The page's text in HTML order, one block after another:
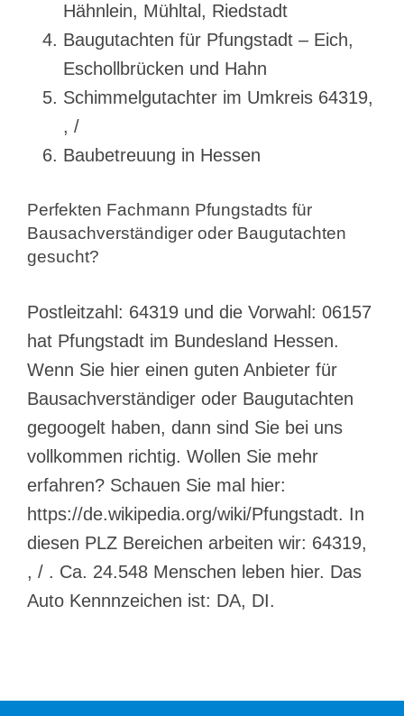
Hähnlein, Mühltal, Riedstadt
Baugutachten für Pfungstadt – Eich,
Eschollbrücken und Hahn
Schimmelgutachter im Umkreis 64319,
, /
Baubetreuung in Hessen
Perfekten Fachmann Pfungstadts für
Bausachverständiger oder Baugutachten
gesucht?
Postleitzahl: 64319 und die Vorwahl: 06157
hat Pfungstadt im Bundesland Hessen.
Wenn Sie hier einen guten Anbieter für
Bausachverständiger oder Baugutachten
gegoogelt haben, dann sind Sie bei uns
vollkommen richtig. Wollen Sie mehr
erfahren? Schauen Sie mal hier:
https://de.wikipedia.org/wiki/Pfungstadt. In
diesen PLZ Bereichen arbeiten wir: 64319,
, / . Ca. 24.548 Menschen leben hier. Das
Auto Kennnzeichen ist: DA, DI.